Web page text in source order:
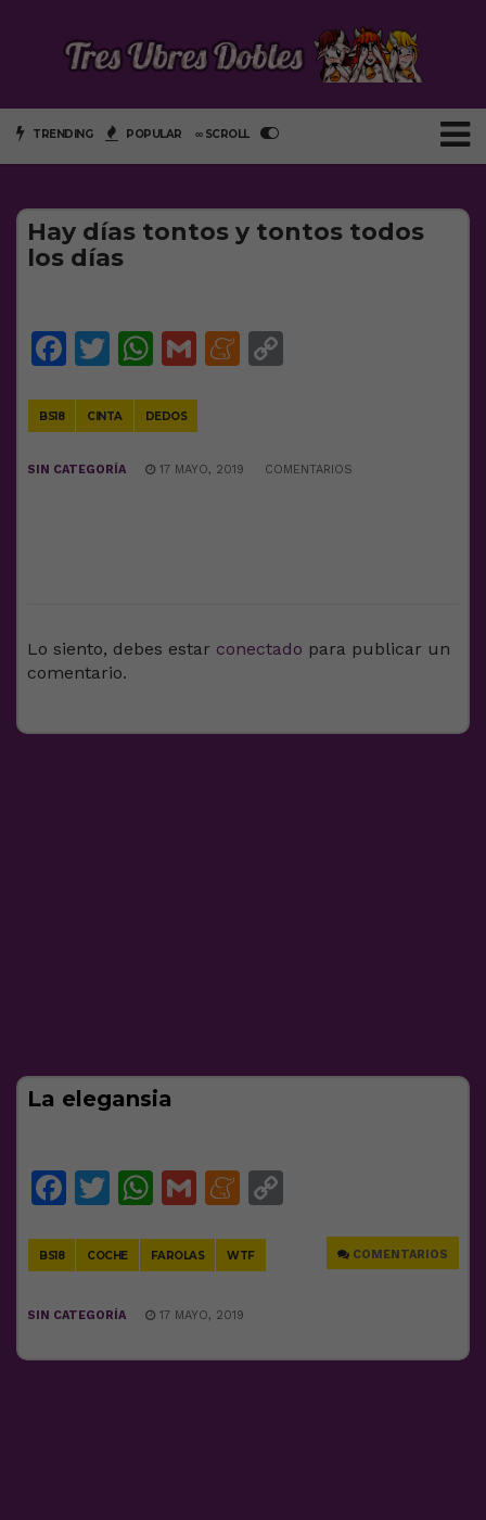
TRENDING POPULAR ∞ SCROLL
Hay días tontos y tontos todos
los días
Facebook
Twitter
WhatsApp
GmailMeneame
BS18 CINTA DEDOS
SIN CATEGORÍA 17 MAYO, 2019 COMENTARIOS
Lo siento, debes estar conectado para publicar un
comentario.
La elegansia
Facebook
Twitter
WhatsApp
GmailMeneame
BS18 COCHE FAROLAS WTF COMENTARIOS
SIN CATEGORÍA 17 MAYO, 2019